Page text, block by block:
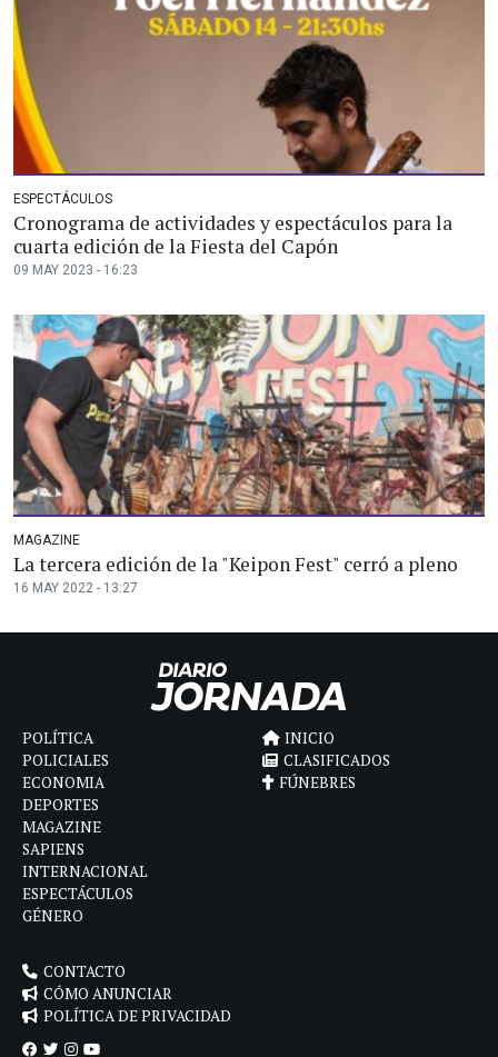
ESPECTÁCULOS
Cronograma de actividades y espectáculos para la
cuarta edición de la Fiesta del Capón
09 MAY 2023 - 16:23
MAGAZINE
La tercera edición de la "Keipon Fest" cerró a pleno
16 MAY 2022 - 13:27
POLÍTICA
POLICIALES
ECONOMIA
DEPORTES
MAGAZINE
SAPIENS
INTERNACIONAL
ESPECTÁCULOS
GÉNERO
INICIO
CLASIFICADOS
FÚNEBRES
CONTACTO
CÓMO ANUNCIAR
POLÍTICA DE PRIVACIDAD